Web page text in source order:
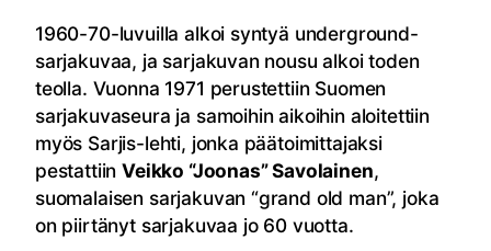
1960-70-luvuilla alkoi syntyä underground-
sarjakuvaa, ja sarjakuvan nousu alkoi toden
teolla. Vuonna 1971 perustettiin Suomen
sarjakuvaseura ja samoihin aikoihin aloitettiin
myös Sarjis-lehti, jonka päätoimittajaksi
pestattiinVeikko “Joonas” Savolainen,
suomalaisen sarjakuvan “grand old man”, joka
on piirtänyt sarjakuvaa jo 60 vuotta.